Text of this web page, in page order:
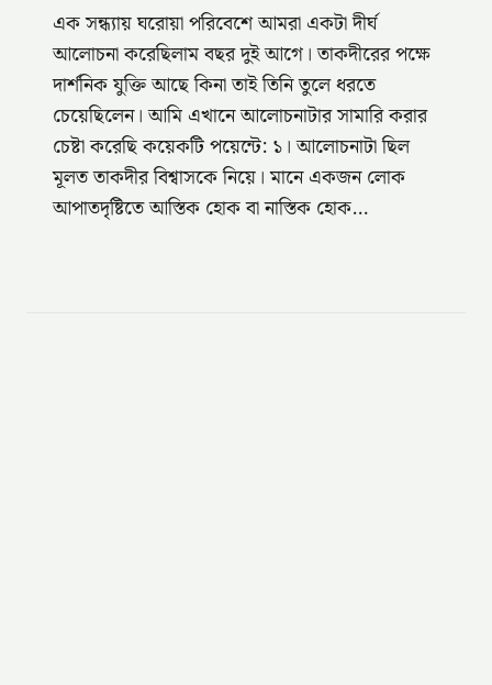
এক সন্ধ্যায় ঘরোয়া পরিবেশে আমরা একটা দীর্ঘ
আলোচনা করেছিলাম বছর দুই আগে। তাকদীরের পক্ষে
দার্শনিক যুক্তি আছে কিনা তাই তিনি তুলে ধরতে
চেয়েছিলেন। আমি এখানে আলোচনাটার সামারি করার
চেষ্টা করেছি কয়েকটি পয়েন্টে: ১। আলোচনাটা ছিল
মূলত তাকদীর বিশ্বাসকে নিয়ে। মানে একজন লোক
আপাতদৃষ্টিতে আস্তিক হোক বা নাস্তিক হোক…